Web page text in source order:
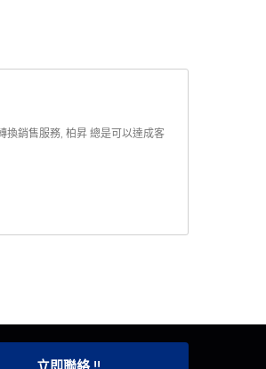
換銷售服務, 柏昇 總是可以達成客